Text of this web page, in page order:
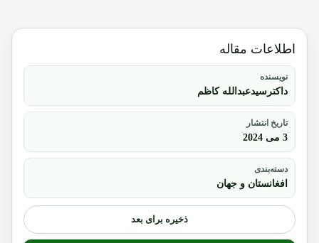
اطلاعات مقاله
نویسنده
داکترسیدعبدالله کاظم
تاریخ انتشار
3 می 2024
دسته‌بندی
افغانستان و جهان
ذخیره برای بعد